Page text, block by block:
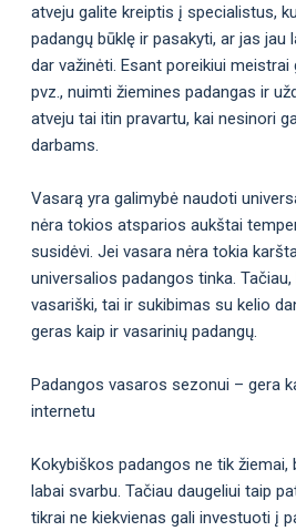
atveju galite kreiptis į specialistus,
padangų būklę ir pasakyti, ar jas jau
dar važinėti. Esant poreikiui meistrai
pvz., nuimti žiemines padangas ir
atveju tai itin pravartu, kai nesinori
darbams.
Vasarą yra galimybė naudoti
nėra tokios atsparios aukštai
susidėvi. Jei vasara nėra tokia
universalios padangos tinka.
vasariški, tai ir sukibimas su kelio
geras kaip ir vasarinių padangų.
Padangos vasaros sezonui – gera
internetu
Kokybiškos padangos ne tik
labai svarbu. Tačiau daugeliui taip
tikrai ne kiekvienas gali investuoti į